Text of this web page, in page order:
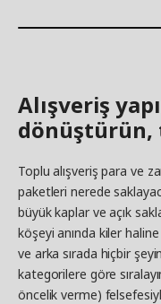
Alışveriş
dönüştürün,
Toplu alışveriş para ve
paketleri nerede
büyük kaplar ve açık
köşeyi anında kiler
ve arka sırada hiçbir
kategorilere göre
öncelik verme)